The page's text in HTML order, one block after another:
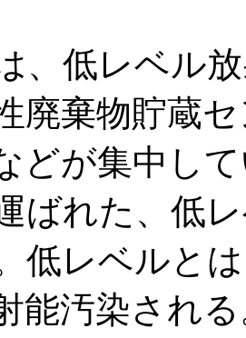
、低レベル
廃棄物貯蔵
どが集中し
ばれた、低
低レベルと
能汚染され